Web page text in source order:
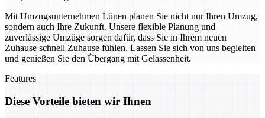
Mit Umzugsunternehmen Lünen planen Sie nicht nur Ihren Umzug,
sondern auch Ihre Zukunft. Unsere flexible Planung und
zuverlässige Umzüge sorgen dafür, dass Sie in Ihrem neuen
Zuhause schnell Zuhause fühlen. Lassen Sie sich von uns begleiten
und genießen Sie den Übergang mit Gelassenheit.
Features
Diese Vorteile bieten wir Ihnen